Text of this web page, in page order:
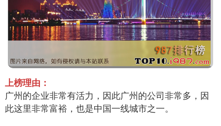
上榜理由：
广州的企业非常有活力，因此广州的公司非常多，因
此这里非常富裕，也是中国一线城市之一。